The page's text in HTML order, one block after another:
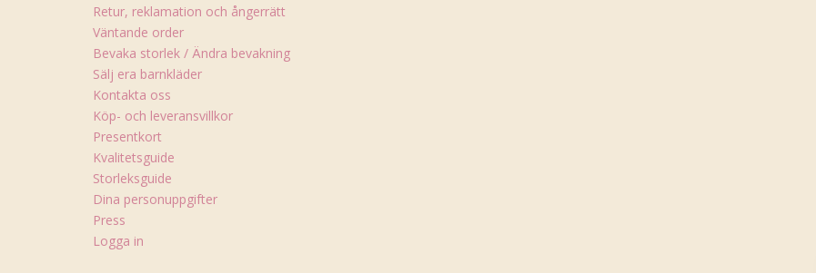
Retur, reklamation och ångerrätt
Väntande order
Bevaka storlek / Ändra bevakning
Sälj era barnkläder
Kontakta oss
Köp- och leveransvillkor
Presentkort
Kvalitetsguide
Storleksguide
Dina personuppgifter
Press
Logga in